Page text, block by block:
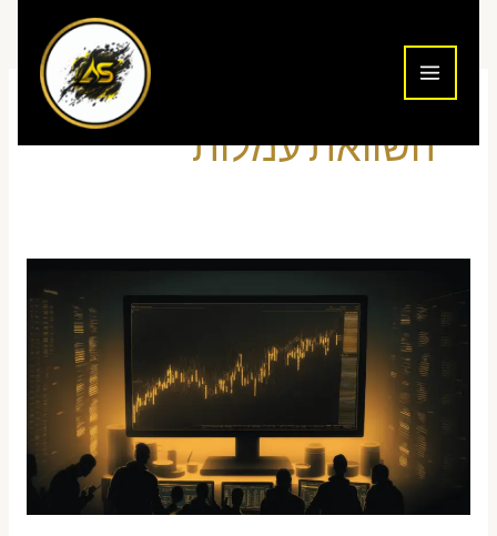
השוואת עמלות
פלטפורמת
מסחר
לנאסד״ק
למשקיע
ישראלי